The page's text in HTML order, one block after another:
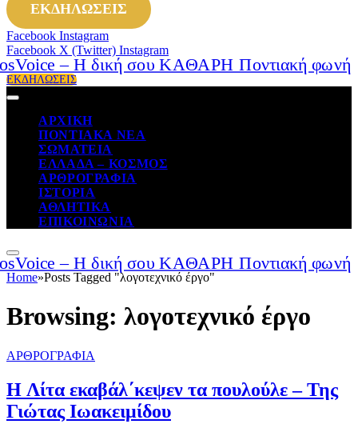
ΕΚΔΗΛΩΣΕΙΣ
Facebook Instagram
Facebook X (Twitter) Instagram
ΕΚΔΗΛΩΣΕΙΣ
ΑΡΧΙΚΗ
ΠΟΝΤΙΑΚΑ ΝΕΑ
ΣΩΜΑΤΕΙΑ
ΕΛΛΑΔΑ – ΚΟΣΜΟΣ
ΑΡΘΡΟΓΡΑΦΙΑ
ΙΣΤΟΡΙΑ
ΑΘΛΗΤΙΚΑ
ΕΠΙΚΟΙΝΩΝΙΑ
Home»Posts Tagged "λογοτεχνικό έργο"
Browsing: λογοτεχνικό έργο
ΑΡΘΡΟΓΡΑΦΙΑ
Η Λίτα εκαβάλ΄κεψεν τα πουλούλε – Της
Γιώτας Ιωακειμίδου